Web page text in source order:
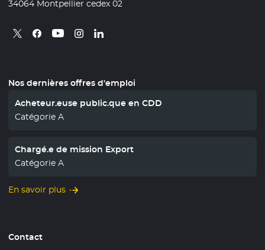
34064 Montpellier cedex 02
Retrouvez nous sur X
- Nouvelle fenêtre
Retrouvez nous sur Facebook
- Nouvelle fenêtre
Retrouvez nous sur Youtube
- Nouvelle fenêtre
Retrouvez nous sur Instagram
- Nouvelle fenêtre
Retrouvez nous sur Linkedin
- Nouvelle fenêtre
Nos dernières offres d'emploi
Acheteur.euse public.que en CDD
Catégorie A
Chargé.e de mission Export
Catégorie A
En savoir plus
Contact